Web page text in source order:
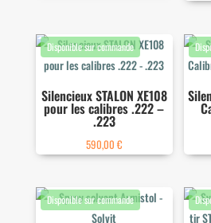
Silencieux STALON XE108
pour les calibres .222 –
.223
590,00€